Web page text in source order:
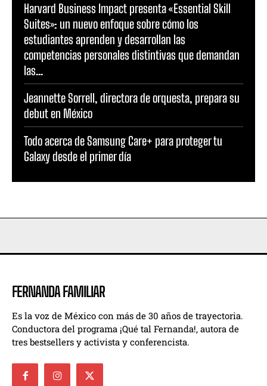
Harvard Business Impact presenta «Essential Skill
Suites»: un nuevo enfoque sobre cómo los
estudiantes aprenden y desarrollan las
competencias personales distintivas que demandan
las...
Jeannette Sorrell, directora de orquesta, prepara su
debut en México
Todo acerca de Samsung Care+ para proteger tu
Galaxy desde el primer día
FERNANDA FAMILIAR
Es la voz de México con más de 30 años de trayectoria.
Conductora del programa ¡Qué tal Fernanda!, autora de
tres bestsellers y activista y conferencista.